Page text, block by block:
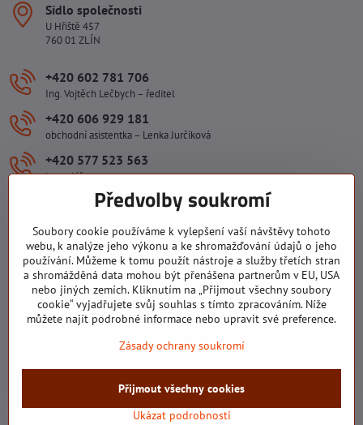
Sídlo společnosti
U Hřiště 457
760 01 ZLÍN
+420 602 781 706
Ing. Vojtěch Lečbych – ředitel
+420 606 929 181
obchodní asistentka – Lenka Jurčíková
+420 577 523 563
kancelář
ivlecbych​@seznam​.cz
Důležité odkazy
Všechny texty, obrázky a fotografie jsou majetkem společnosti Ing.
Vojtěch Lečbych - IVL. Kopírovat obsah těchto stránek můžete jen se
©2026Copyright
Předvolby soukromíZásady ochrany soukromíStav objednávky
Předvolby soukromí
Soubory cookie používáme k vylepšení vaší návštěvy tohoto
webu, k analýze jeho výkonu a ke shromažďování údajů o jeho
používání. Můžeme k tomu použít nástroje a služby třetích stran
a shromážděná data mohou být přenášena partnerům v EU, USA
nebo jiných zemích. Kliknutím na „Přijmout všechny soubory
cookie“ vyjadřujete svůj souhlas s tímto zpracováním. Níže
můžete najít podrobné informace nebo upravit své preference.
Zásady ochrany soukromí
Ukázat podrobnosti
Přijmout všechny cookies